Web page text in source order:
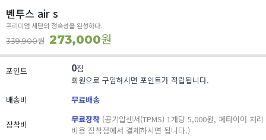
벤투스 air s
프리미엄 세단의 정숙성을 완성하다.
339,900원 273,000원
포인트 0점
회원으로 구입하시면 포인트가 적립됩니다.
배송비
무료배송
장착비 무료장착 (공기압센서(TPMS) 1개당 5,000원, 폐타이어 처리
비용 장착점에서 결제하시면 됩니다.)